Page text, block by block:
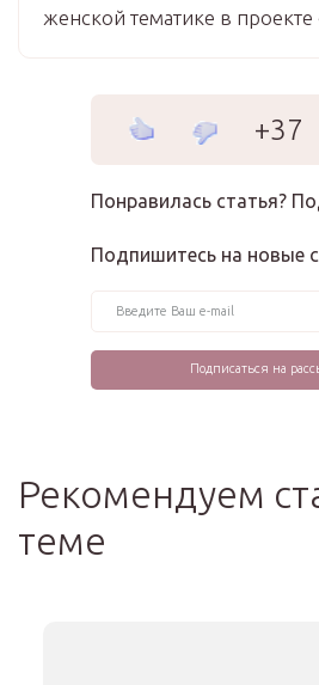
женской тематике в
+37
Понравилась статья?
Подпишитесь на новые
Рекомендуем
теме